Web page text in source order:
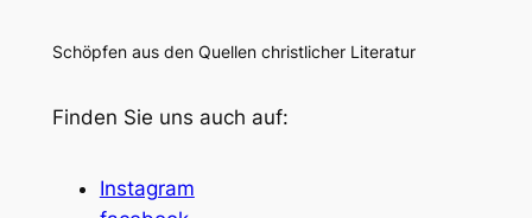
Schöpfen aus den Quellen christlicher Literatur
Finden Sie uns auch auf:
Instagram